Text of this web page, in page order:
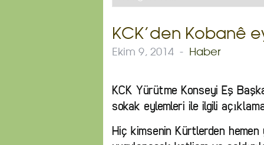
KCK’den Kobanê
Ekim 9, 2014 - Haber
KCK Yürütme Konseyi Eş
sokak eylemleri ile ilgili
Hiç kimsenin Kürtlerden hemen